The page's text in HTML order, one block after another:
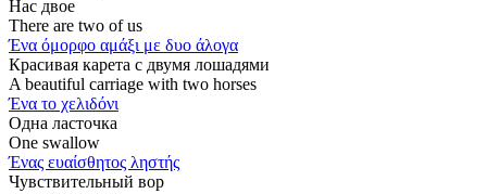
Нас двое
There are two of us
Ένα όμορφο αμάξι με δυο άλογα
Красивая карета с двумя лошадями
A beautiful carriage with two horses
Ένα το χελιδόνι
Одна ласточка
One swallow
Ένας ευαίσθητος ληστής
Чувствительный вор